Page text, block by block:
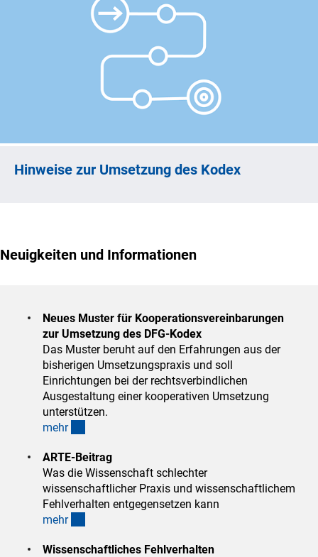
Hinweise zur Umsetzung des Kodex
Neuigkeiten und Informationen
Neues Muster für Kooperationsvereinbarungen
zur Umsetzung des DFG-Kodex
Das Muster beruht auf den Erfahrungen aus der
bisherigen Umsetzungspraxis und soll
Einrichtungen bei der rechtsverbindlichen
Ausgestaltung einer kooperativen Umsetzung
unterstützen.
mehr
ARTE-Beitrag
Was die Wissenschaft schlechter
wissenschaftlicher Praxis und wissenschaftlichem
Fehlverhalten entgegensetzen kann
mehr
Wissenschaftliches Fehlverhalten